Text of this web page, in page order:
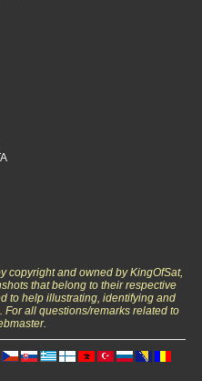
copyright and owned by KingOfSat,
that belong to their respective
to help illustrating, identifying and
all questions/remarks related to